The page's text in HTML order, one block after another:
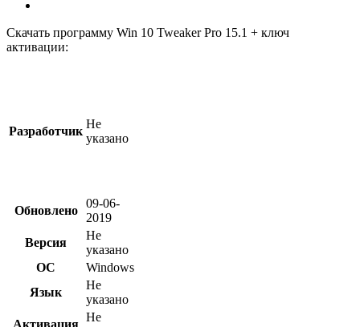
Скачать программу Win 10 Tweaker Pro 15.1 + ключ
активации:
Разработчик
Не
указано
Обновлено
09-06-
2019
Версия
Не
указано
OC
Windows
Язык
Не
указано
Не